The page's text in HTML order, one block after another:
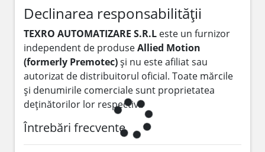
Declinarea responsabilității
TEXRO AUTOMATIZARE S.R.L este un furnizor
independent de produseAllied Motion
(formerly Premotec)și nu este afiliat sau
autorizat de distribuitorul oficial. Toate mărcile
și denumirile comerciale sunt proprietatea
deținătorilor lor respectivi.
Întrebări frecvente